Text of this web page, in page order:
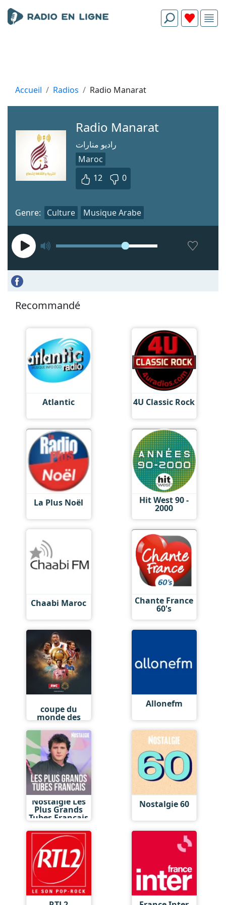
Accueil Radios Radio Manarat
Radio Manarat
راديو منارات
Maroc
12
0
Genre: Culture Musique Arabe
Recommandé
Atlantic 4U Classic Rock
La Plus Noël Hit West 90 -
2000
Chaabi Maroc Chante France
60's
coupe du
monde des
Allonefm
Nostalgie Les
Plus Grands
Tubes Francais
Nostalgie 60